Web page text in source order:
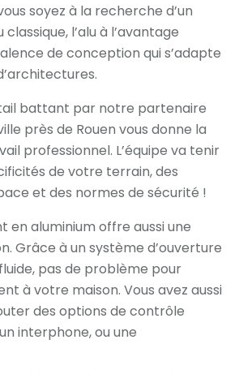
soyez à la recherche d’un
l’alu à l’avantage
de conception qui s’adapte
battant par notre partenaire
près de Rouen vous donne la
professionnel. L’équipe va tenir
de votre terrain, des
et des normes de sécurité !
en aluminium offre aussi une
Grâce à un système d’ouverture
pas de problème pour
à votre maison. Vous avez aussi
des options de contrôle
interphone, ou une